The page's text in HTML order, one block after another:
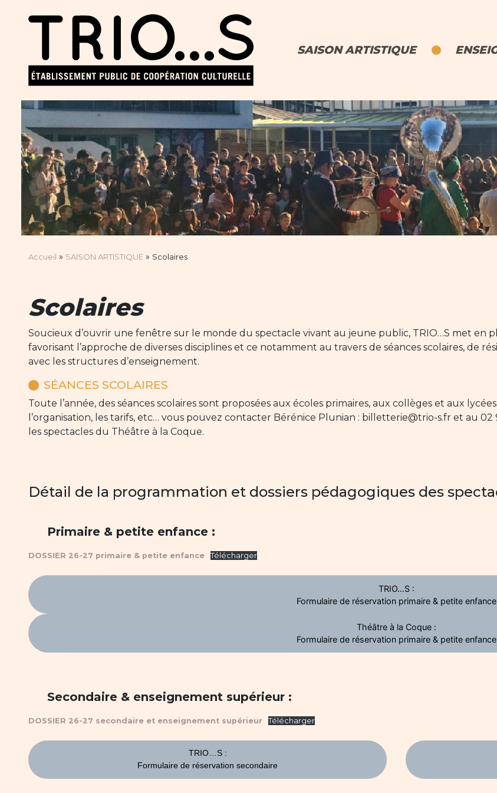
SAISON ARTISTIQUE
Accueil » SAISON ARTISTIQUE » Scolaires
Scolaires
Soucieux d’ouvrir une fenêtre sur le monde du spectacle vivant au jeune public, TRIO…S met en
favorisant l’approche de diverses disciplines et ce notamment au travers de séances scolaires, de
avec les structures d’enseignement.
SÉANCES SCOLAIRES
Toute l’année, des séances scolaires sont proposées aux écoles primaires, aux collèges et aux
l’organisation, les tarifs, etc… vous pouvez contacter Bérénice Plunian : billetterie@trio-s.fr et au
les spectacles du Théâtre à la Coque.
Détail de la programmation et dossiers pédagogiques des
Primaire & petite enfance :
DOSSIER 26-27 primaire & petite enfance Télécharger
TRIO…S :
Formulaire de réservation primaire & petite enfance
Théâtre à la Coque :
Formulaire de réservation primaire & petite enfance
Secondaire & enseignement supérieur :
DOSSIER 26-27 secondaire et enseignement supérieur Télécharger
TRIO…S :
Formulaire de réservation secondaire